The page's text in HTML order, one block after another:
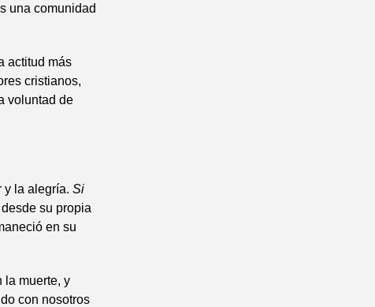
una comunidad
actitud más
cristianos,
voluntad de
y la alegría. Si
su propia
en su
la muerte, y
con nosotros